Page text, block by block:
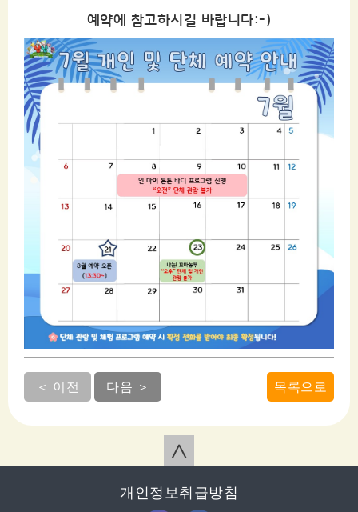
예약에 참고하시길 바랍니다:-)
＜ 이전 다음 ＞ 목록으로
개인정보취급방침
∧